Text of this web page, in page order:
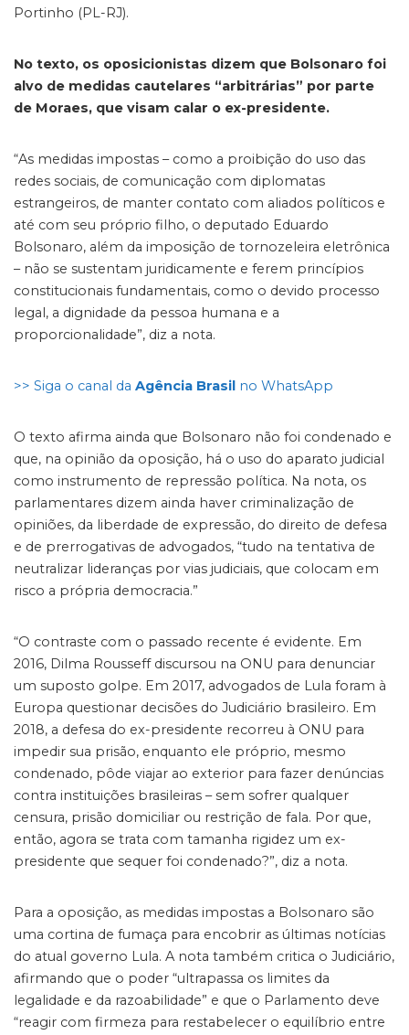
Portinho (PL-RJ).
No texto, os oposicionistas dizem que Bolsonaro foi
alvo de medidas cautelares “arbitrárias” por parte
de Moraes, que visam calar o ex-presidente.
“As medidas impostas – como a proibição do uso das
redes sociais, de comunicação com diplomatas
estrangeiros, de manter contato com aliados políticos e
até com seu próprio filho, o deputado Eduardo
Bolsonaro, além da imposição de tornozeleira eletrônica
– não se sustentam juridicamente e ferem princípios
constitucionais fundamentais, como o devido processo
legal, a dignidade da pessoa humana e a
proporcionalidade”, diz a nota.
>> Siga o canal da Agência Brasil no WhatsApp
O texto afirma ainda que Bolsonaro não foi condenado e
que, na opinião da oposição, há o uso do aparato judicial
como instrumento de repressão política. Na nota, os
parlamentares dizem ainda haver criminalização de
opiniões, da liberdade de expressão, do direito de defesa
e de prerrogativas de advogados, “tudo na tentativa de
neutralizar lideranças por vias judiciais, que colocam em
risco a própria democracia.”
“O contraste com o passado recente é evidente. Em
2016, Dilma Rousseff discursou na ONU para denunciar
um suposto golpe. Em 2017, advogados de Lula foram à
Europa questionar decisões do Judiciário brasileiro. Em
2018, a defesa do ex-presidente recorreu à ONU para
impedir sua prisão, enquanto ele próprio, mesmo
condenado, pôde viajar ao exterior para fazer denúncias
contra instituições brasileiras – sem sofrer qualquer
censura, prisão domiciliar ou restrição de fala. Por que,
então, agora se trata com tamanha rigidez um ex-
presidente que sequer foi condenado?”, diz a nota.
Para a oposição, as medidas impostas a Bolsonaro são
uma cortina de fumaça para encobrir as últimas notícias
do atual governo Lula. A nota também critica o Judiciário,
afirmando que o poder “ultrapassa os limites da
legalidade e da razoabilidade” e que o Parlamento deve
“reagir com firmeza para restabelecer o equilíbrio entre